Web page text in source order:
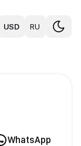
USD RU
WhatsApp